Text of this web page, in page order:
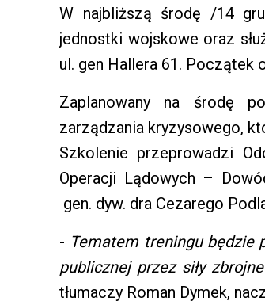
W najbliższą środę /14
jednostki wojskowe oraz
ul. gen Hallera 61. Początek
Zaplanowany na środę
zarządzania kryzysowego,
Szkolenie przeprowadzi
Operacji Lądowych –
gen. dyw. dra Cezarego
- Tematem treningu będzie
publicznej przez siły
tłumaczy Roman Dymek,